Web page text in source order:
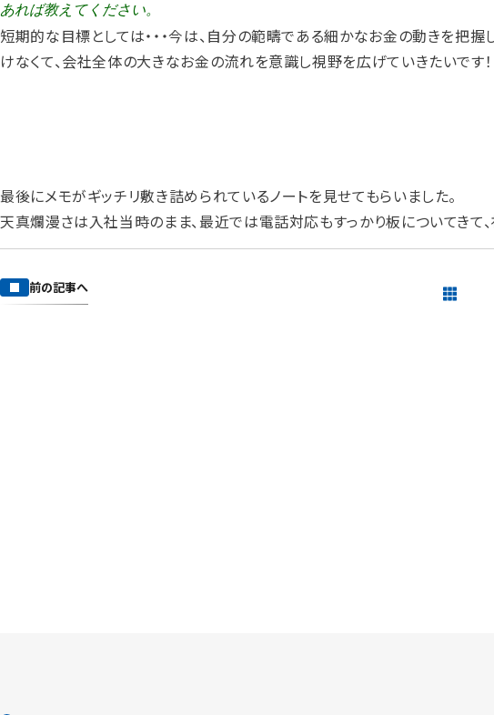
あれば教えてください。
短期的な目標としては・・・今は、自分の範疇である細かなお金の動きを把
けなくて、会社全体の大きなお金の流れを意識し視野を広げていきたいです！
最後にメモがギッチリ敷き詰められているノートを見せてもらいました。
天真爛漫さは入社当時のまま、最近では電話対応もすっかり板についてき
前の記事へ